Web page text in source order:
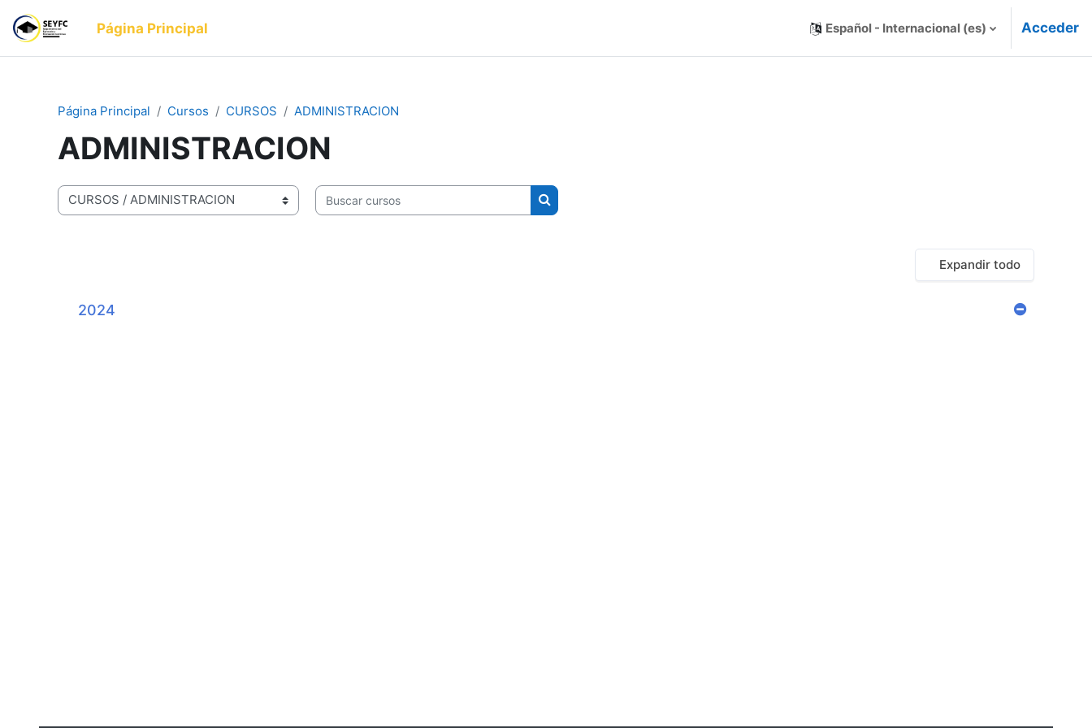
Página Principal Español - Internacional ‎(es)‎ Acceder
Página Principal Cursos CURSOS ADMINISTRACION
ADMINISTRACION
Categorías
Buscar cursos
Buscar cursos
Expandir todo
2024